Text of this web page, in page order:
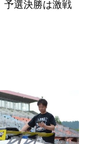
予選決勝は激戦